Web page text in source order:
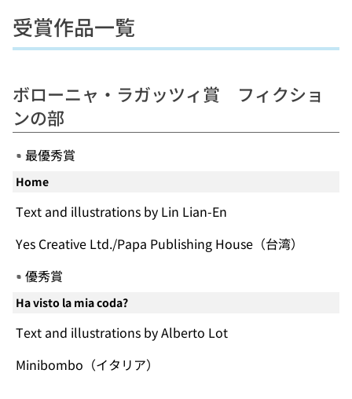
受賞作品一覧
ボローニャ・ラガッツィ賞 フィクショ
ンの部
最優秀賞
Home
Text and illustrations by Lin Lian-En
Yes Creative Ltd./Papa Publishing House（台湾）
優秀賞
Ha visto la mia coda?
Text and illustrations by Alberto Lot
Minibombo（イタリア）